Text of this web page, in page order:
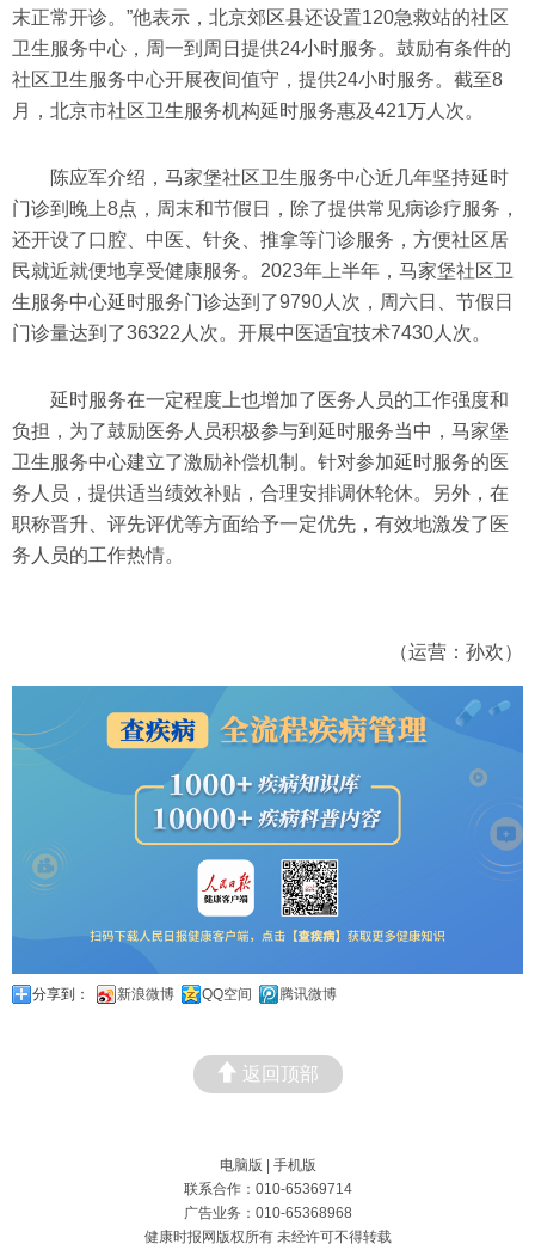
末正常开诊。”他表示，北京郊区县还设置120急救站的社区
卫生服务中心，周一到周日提供24小时服务。鼓励有条件的
社区卫生服务中心开展夜间值守，提供24小时服务。截至8
月，北京市社区卫生服务机构延时服务惠及421万人次。
陈应军介绍，马家堡社区卫生服务中心近几年坚持延时
门诊到晚上8点，周末和节假日，除了提供常见病诊疗服务，
还开设了口腔、中医、针灸、推拿等门诊服务，方便社区居
民就近就便地享受健康服务。2023年上半年，马家堡社区卫
生服务中心延时服务门诊达到了9790人次，周六日、节假日
门诊量达到了36322人次。开展中医适宜技术7430人次。
延时服务在一定程度上也增加了医务人员的工作强度和
负担，为了鼓励医务人员积极参与到延时服务当中，马家堡
卫生服务中心建立了激励补偿机制。针对参加延时服务的医
务人员，提供适当绩效补贴，合理安排调休轮休。另外，在
职称晋升、评先评优等方面给予一定优先，有效地激发了医
务人员的工作热情。
（运营：孙欢）
分享到： 新浪微博 QQ空间 腾讯微博
返回顶部
电脑版
手机版
联系合作：010-65369714
广告业务：010-65368968
健康时报网版权所有 未经许可不得转载